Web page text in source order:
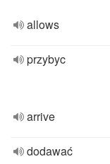
allows
przybyc
arrive
dodawać